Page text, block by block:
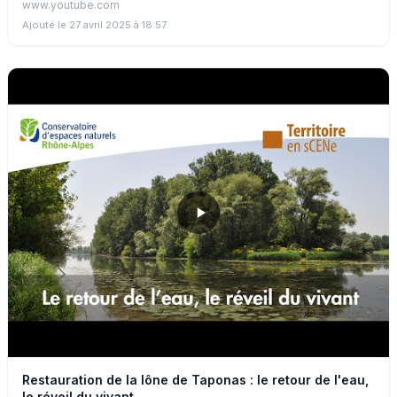
www.youtube.com
Ajouté le 27 avril 2025 à 18:57
Restauration de la lône de Taponas : le retour de l'eau,